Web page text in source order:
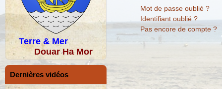
Terre & Mer
Douar Ha Mor
Dernières vidéos
Mot de passe oublié ?
Identifiant oublié ?
Pas encore de compte ?